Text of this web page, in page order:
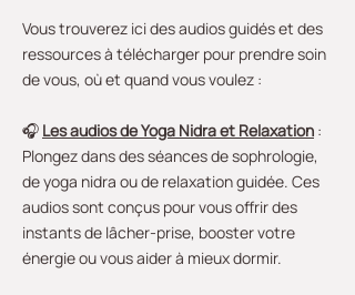
Vous trouverez ici des audios guidés et des
ressources à télécharger pour prendre soin
de vous, où et quand vous voulez :
🎧 Les audios de Yoga Nidra et Relaxation :
Plongez dans des séances de sophrologie,
de yoga nidra ou de relaxation guidée. Ces
audios sont conçus pour vous offrir des
instants de lâcher-prise, booster votre
énergie ou vous aider à mieux dormir.